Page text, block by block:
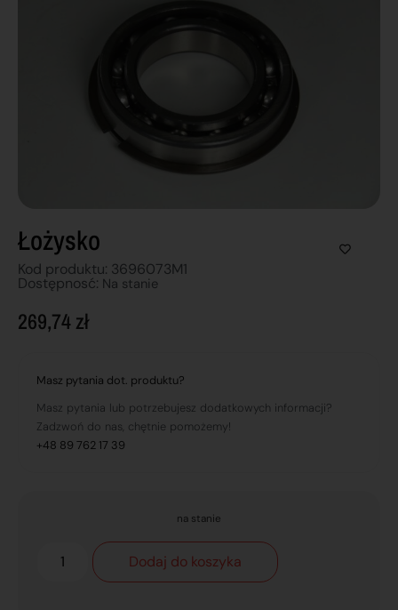
Łożysko
Kod produktu: 3696073M1
Dostępnosć: Na stanie
269,74zł
Masz pytania dot. produktu?
Masz pytania lub potrzebujesz dodatkowych informacji?
Zadzwoń do nas, chętnie pomożemy!
+48 89 762 17 39
na stanie
Dodaj do koszyka